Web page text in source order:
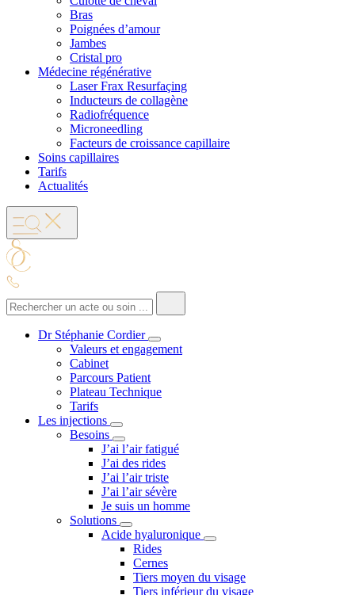
Bras
Poignées d’amour
Jambes
Cristal pro
Médecine régénérative
Laser Frax Resurfaçing
Inducteurs de collagène
Radiofréquence
Microneedling
Facteurs de croissance capillaire
Soins capillaires
Tarifs
Actualités
Dr Stéphanie Cordier
Valeurs et engagement
Cabinet
Parcours Patient
Plateau Technique
Tarifs
Les injections
Besoins
J’ai l’air fatigué
J’ai des rides
J’ai l’air triste
J’ai l’air sévère
Je suis un homme
Solutions
Acide hyaluronique
Rides
Cernes
Tiers moyen du visage
Tiers inférieur du visage